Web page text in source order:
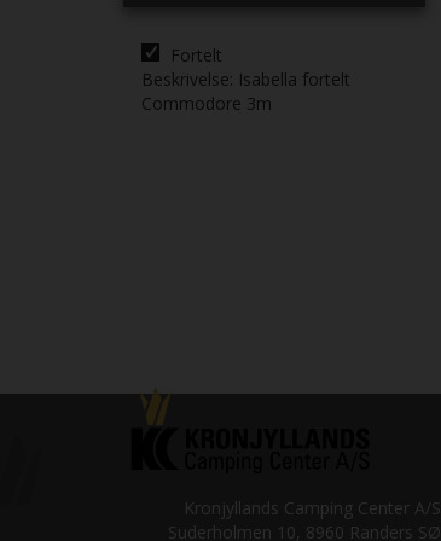
Fortelt
Beskrivelse: Isabella fortelt
Commodore 3m
Kronjyllands Camping Center A/S
Suderholmen 10, 8960 Randers SØ